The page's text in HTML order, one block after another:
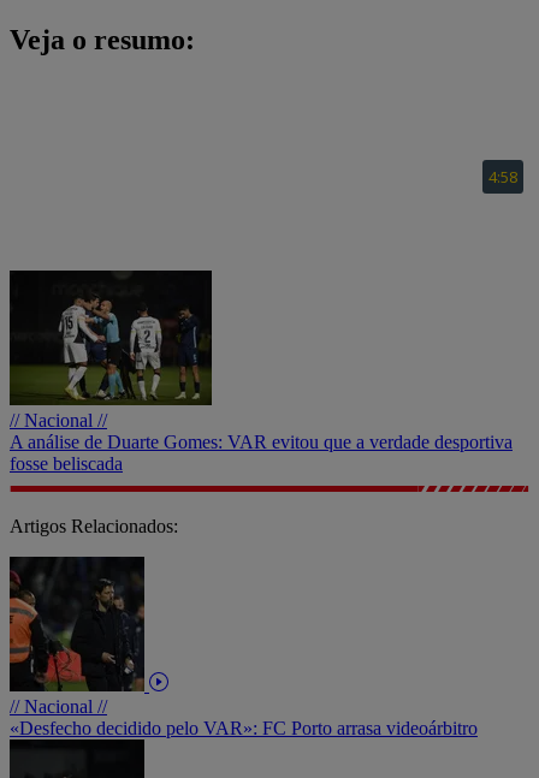
Veja o resumo:
// Nacional //
A análise de Duarte Gomes: VAR evitou que a verdade desportiva
fosse beliscada
Artigos Relacionados:
// Nacional //
«Desfecho decidido pelo VAR»: FC Porto arrasa videoárbitro